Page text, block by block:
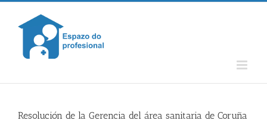
Skip
content
Resolución de la Gerencia del área sanitaria de Coruña